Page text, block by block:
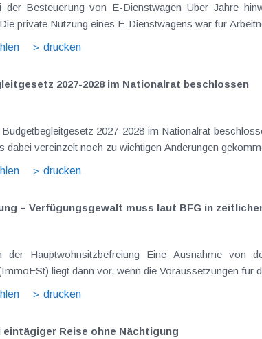
Über Jahre hinweg galten reine Elektrofahrzeuge als steuerlicher Goldstandard bei
private Nutzung eines E-Dienstwagens war für
drucken
2027-2028 im Nationalrat beschlossen
2027-2028 im Nationalrat
drucken
– Verfügungsgewalt muss laut BFG in
von der bei privaten Grundstücksveräußerungen regelmäßig anfallenden
liegt dann vor, wenn die Voraussetzungen für
drucken
eintägiger Reise ohne Nächtigung